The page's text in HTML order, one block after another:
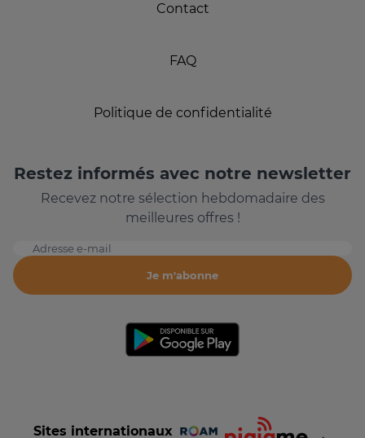
Contact
FAQ
Politique de confidentialité
Restez informés avec notre newsletter
Recevez notre sélection hebdomadaire des
meilleures offres !
Adresse e-mail
Je m'abonne
Sites internationaux